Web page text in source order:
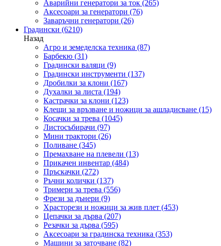
Аварийни генератори за ток (265)
Аксесоари за генератори (76)
Заваръчни генератори (26)
Градински (6210)
Назад
Агро и земеделска техника (87)
Барбекю (31)
Градински валяци (9)
Градински инструменти (137)
Дробилки за клони (167)
Духалки за листа (194)
Кастрачки за клони (123)
Клещи за връзване и ножици за ашладисване (15)
Косачки за трева (1045)
Листосъбирачи (97)
Мини трактори (26)
Поливане (345)
Премахване на плевели (13)
Прикачен инвентар (484)
Пръскачки (272)
Ръчни колички (137)
Тримери за трева (556)
Фрези за дънери (9)
Храсторези и ножици за жив плет (453)
Цепачки за дърва (207)
Резачки за дърва (595)
Аксесоари за градинска техника (353)
Машини за заточване (82)